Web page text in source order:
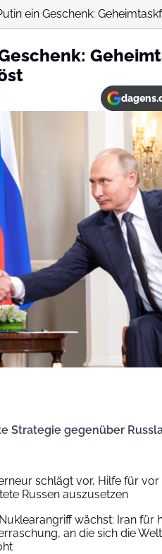
ein Geschenk:
Strategie gegenüber
schlägt vor, Hilfe für
Russen auszusetzen
wächst: Iran für
an die sich die